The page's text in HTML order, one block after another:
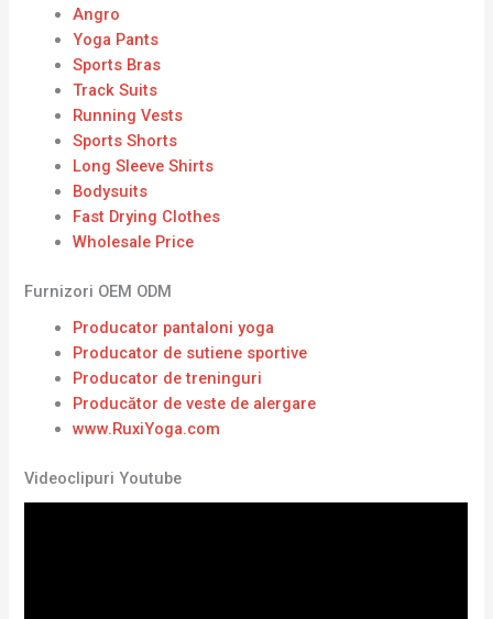
Angro
Yoga Pants
Sports Bras
Track Suits
Running Vests
Sports Shorts
Long Sleeve Shirts
Bodysuits
Fast Drying Clothes
Wholesale Price
Furnizori OEM ODM
Producator pantaloni yoga
Producator de sutiene sportive
Producator de treninguri
Producător de veste de alergare
www.RuxiYoga.com
Videoclipuri Youtube